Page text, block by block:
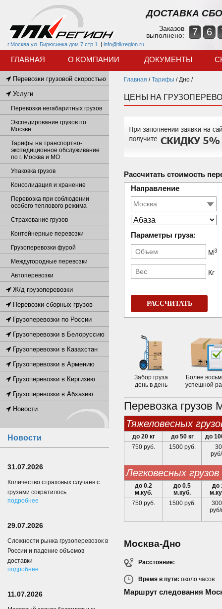
г.Москва ул. Бирюсинка дом 7 стр 1. | info@tlkregion.ru
ДОСТАВКА
Заказов
выполнено:
7 6
ГЛАВНАЯ О КОМПАНИИ ДОКУМЕНТЫ
Главная /Тарифы /Дно /
ЦЕНЫ НА
Рассчитать стоимость
Направление
Параметры груза:
М3
Кг
РАССЧИТАТЬ
Забор груза
день в день
Более
успешной
Перевозка грузов
тяжеловесных
до 20 кг до 50 кг
до
750 руб.
1500 руб.
30
руб/
легковесных грузов
до 0.2
м.куб.
до 0.5
м.куб.
до
750 руб.
1500 руб.
Москва-Дно
Расстояние:
Время в пути: около часов
Маршрут следования
Перевозки грузовой скоростью
Услуги
Перевозки негабаритных грузов
Экспедирование грузов по
Москве
Тарифы на транспортно-
экспедиционное обслуживание
по г. Москва и МО
Упаковка грузов
Консолидация и хранение
Перевозка при соблюдении
особого теплового режима
Страхование грузов
Контейнерные перевозки
Грузоперевозки фурой
Междугородные перевозки
Автоперевозки
Ж/д грузоперевозки
Перевозки сборных грузов
Грузоперевозки по России
Грузоперевозки в Белоруссию
Грузоперевозки в Казахстан
Грузоперевозки в Армению
Грузоперевозки в Киргизию
Грузоперевозки в Абхазию
Новости
Новости
31.07.2026
Количество страховых случаев с
грузами сократилось
подробнее
29.07.2026
Сложности рынка грузоперевозок в
России и падение объемов
доставки
подробнее
11.07.2026